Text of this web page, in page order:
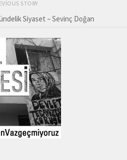
STORY
Siyaset – Sevinç Doğan